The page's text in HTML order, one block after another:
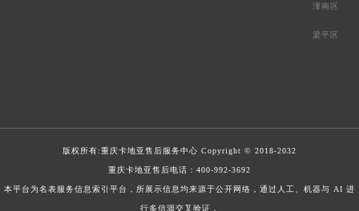
潼南区
梁平区
版权所有:重庆卡地亚售后服务中心 Copyright © 2018-2032
重庆卡地亚售后电话： 400-992-3692
本平台为名表服务信息索引平台，所展示信息均来源于公开网络，通过人工、机器与 AI 进
行多信源交叉验证，